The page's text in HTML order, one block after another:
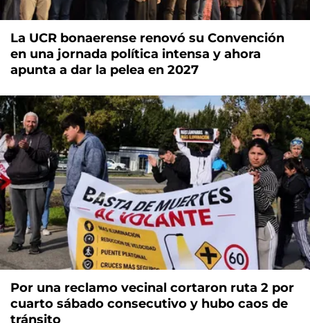
La UCR bonaerense renovó su Convención
en una jornada política intensa y ahora
apunta a dar la pelea en 2027
Por una reclamo vecinal cortaron ruta 2 por
cuarto sábado consecutivo y hubo caos de
tránsito